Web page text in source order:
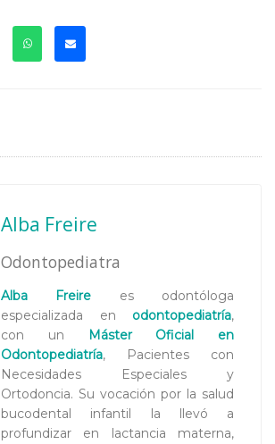
Alba Freire
Odontopediatra
Alba Freire es odontóloga
especializada en odontopediatría,
con un
Máster Oficial en
Odontopediatría, Pacientes con
Necesidades Especiales y
Ortodoncia. Su vocación por la salud
bucodental infantil la llevó a
profundizar en lactancia materna,